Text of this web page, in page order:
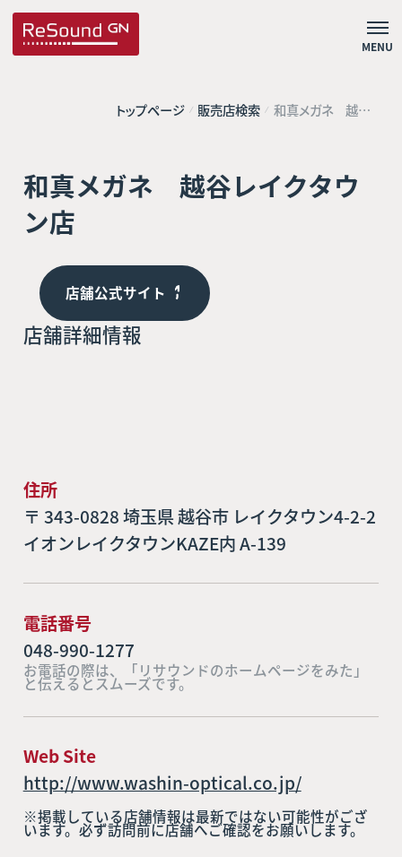
MENU
トップページ 販売店検索 和真メガネ 越谷
レイクタウン店
和真メガネ 越谷レイクタウ
ン店
店舗公式サイト
店舗詳細情報
住所
〒 343-0828 埼玉県 越谷市 レイクタウン4-2-2
イオンレイクタウンKAZE内 A-139
電話番号
048-990-1277
お電話の際は、「リサウンドのホームページをみた」
と伝えるとスムーズです。
Web Site
http://www.washin-optical.co.jp/
※掲載している店舗情報は最新ではない可能性がござ
います。必ず訪問前に店舗へご確認をお願いします。